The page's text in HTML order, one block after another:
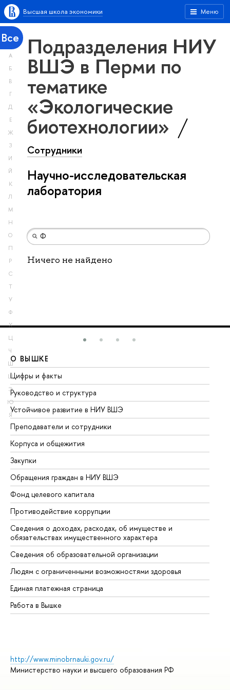
Меню
Высшая школа экономики
Все
А
Б
В
Г
Д
Е
Ж
З
И
Й
К
Л
М
Н
О
П
Р
С
Т
У
Ф
Х
Ц
Ч
Ш
Щ
Э
Ю
Я
Подразделения НИУ
ВШЭ в Перми по
тематике
«Экологические
биотехнологии»
Сотрудники
Научно-исследовательская
лаборатория
Ничего не найдено
О ВЫШКЕ
Цифры и факты
Руководство и структура
Устойчивое развитие в НИУ ВШЭ
Преподаватели и сотрудники
Корпуса и общежития
Закупки
Обращения граждан в НИУ ВШЭ
Фонд целевого капитала
Противодействие коррупции
Сведения о доходах, расходах, об имуществе и
обязательствах имущественного характера
Сведения об образовательной организации
Людям с ограниченными возможностями здоровья
Единая платежная страница
Работа в Вышке
http://www.minobrnauki.gov.ru/
Министерство науки и высшего образования РФ